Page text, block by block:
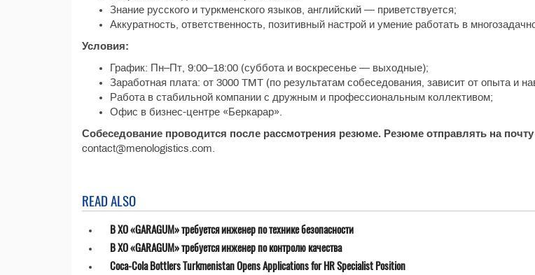
Знание русского и туркменского языков, английский — приветствуется;
Аккуратность, ответственность, позитивный настрой и умение работать в
Условия:
График: Пн–Пт, 9:00–18:00 (суббота и воскресенье — выходные);
Заработная плата: от 3000 TMT (по результатам собеседования, зависит от опыта и
Работа в стабильной компании с дружным и профессиональным коллективом;
Офис в бизнес-центре «Беркарар».
Собеседование проводится после рассмотрения резюме. Резюме отправлять на почту
contact@menologistics.com.
READ ALSO
В ХО «GARAGUM» требуется инженер по технике безопасности
В ХО «GARAGUM» требуется инженер по контролю качества
Coca-Cola Bottlers Turkmenistan Opens Applications for HR Specialist Position